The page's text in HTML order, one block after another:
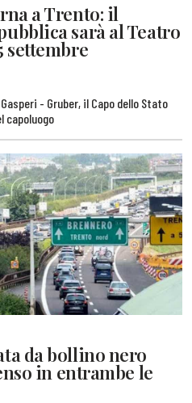
a Trento: il
sarà al Teatro
settembre
- Gruber, il Capo dello Stato
capoluogo
da bollino nero
in entrambe le